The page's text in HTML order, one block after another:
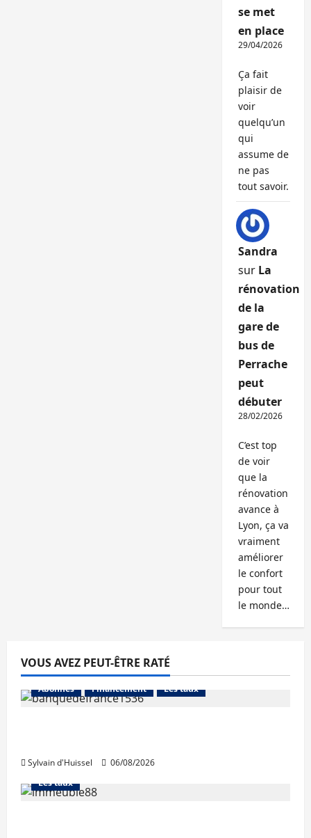
se met
en place
29/04/2026
Ça fait
plaisir de
voir
quelqu’un
qui
assume de
ne pas
tout savoir.
Sandra
sur La
rénovation
de la
gare de
bus de
Perrache
peut
débuter
28/02/2026
C’est top
de voir
que la
rénovation
avance à
Lyon, ça va
vraiment
améliorer
le confort
pour tout
le monde…
VOUS AVEZ PEUT-ÊTRE RATÉ
Abonnés Financement Les taux
Sylvain d'Huissel 06/08/2026
Abonnés Financement
Les taux